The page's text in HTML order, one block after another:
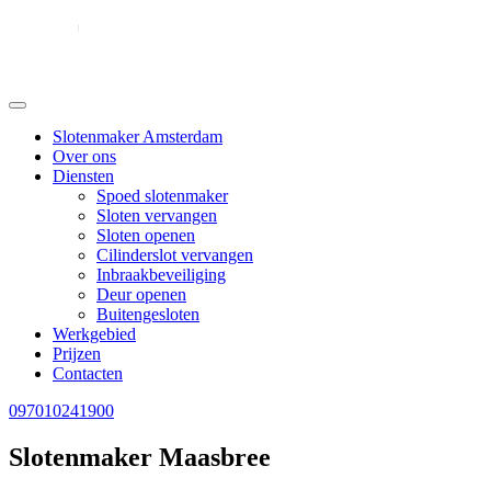
Slotenmaker Amsterdam
Over ons
Diensten
Spoed slotenmaker
Sloten vervangen
Sloten openen
Cilinderslot vervangen
Inbraakbeveiliging
Deur openen
Buitengesloten
Werkgebied
Prijzen
Contacten
097010241900
Slotenmaker Maasbree